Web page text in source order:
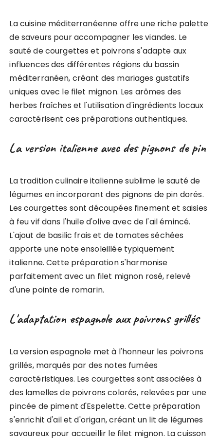
La cuisine méditerranéenne offre une riche palette
de saveurs pour accompagner les viandes. Le
sauté de courgettes et poivrons s'adapte aux
influences des différentes régions du bassin
méditerranéen, créant des mariages gustatifs
uniques avec le filet mignon. Les arômes des
herbes fraîches et l'utilisation d'ingrédients locaux
caractérisent ces préparations authentiques.
La version italienne avec des pignons de pin
La tradition culinaire italienne sublime le sauté de
légumes en incorporant des pignons de pin dorés.
Les courgettes sont découpées finement et saisies
à feu vif dans l'huile d'olive avec de l'ail émincé.
L'ajout de basilic frais et de tomates séchées
apporte une note ensoleillée typiquement
italienne. Cette préparation s'harmonise
parfaitement avec un filet mignon rosé, relevé
d'une pointe de romarin.
L'adaptation espagnole aux poivrons grillés
La version espagnole met à l'honneur les poivrons
grillés, marqués par des notes fumées
caractéristiques. Les courgettes sont associées à
des lamelles de poivrons colorés, relevées par une
pincée de piment d'Espelette. Cette préparation
s'enrichit d'ail et d'origan, créant un lit de légumes
savoureux pour accueillir le filet mignon. La cuisson